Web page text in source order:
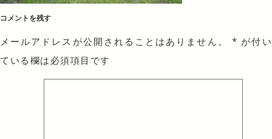
コメントを残す
メールアドレスが公開されることはありません。 * が付い
ている欄は必須項目です